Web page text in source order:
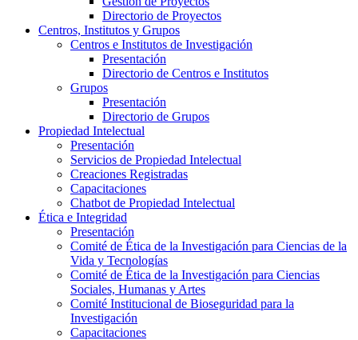
Directorio de Proyectos
Centros, Institutos y Grupos
Centros e Institutos de Investigación
Presentación
Directorio de Centros e Institutos
Grupos
Presentación
Directorio de Grupos
Propiedad Intelectual
Presentación
Servicios de Propiedad Intelectual
Creaciones Registradas
Capacitaciones
Chatbot de Propiedad Intelectual
Ética e Integridad
Presentación
Comité de Ética de la Investigación para Ciencias de la
Vida y Tecnologías
Comité de Ética de la Investigación para Ciencias
Sociales, Humanas y Artes
Comité Institucional de Bioseguridad para la
Investigación
Capacitaciones